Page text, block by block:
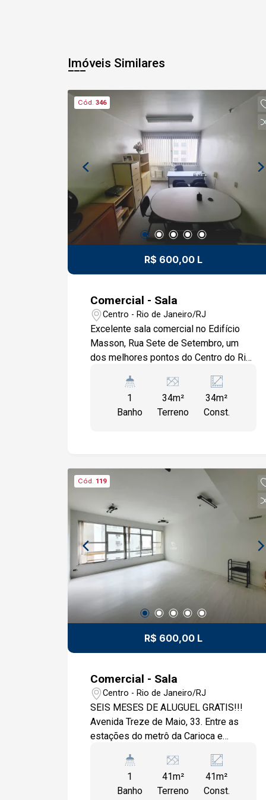
Imóveis Similares
Cód. 346
R$ 600,00 L
Comercial - Sala
Centro - Rio de Janeiro/RJ
Excelente sala comercial no Edifício
Masson, Rua Sete de Setembro, um
dos melhores pontos do Centro do Rio,
Uruguaiana. Em frente a estação do VLT,
e a poucos metros da estação do
Metrô Carioca. Coração do Centro. Sala
1
Banho
34m²
Terreno
34m²
Const.
Cód. 119
R$ 600,00 L
Comercial - Sala
Centro - Rio de Janeiro/RJ
SEIS MESES DE ALUGUEL GRATIS!!!
Avenida Treze de Maio, 33. Entre as
estações do metrô da Carioca e
próximo todo comercio, como
lanchonetes, agencias bancarias, bares,
lojas de roupas, farmácias,
1
Banho
41m²
Terreno
41m²
Const.